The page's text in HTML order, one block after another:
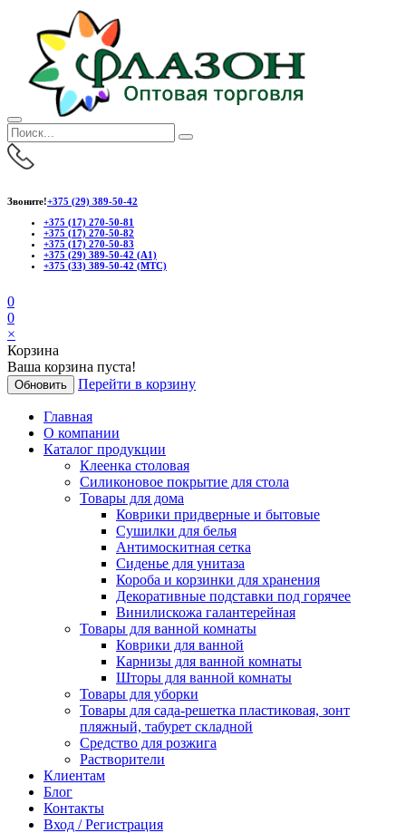
Звоните!+375 (29) 389-50-42
+375 (17) 270-50-81
+375 (17) 270-50-82
+375 (17) 270-50-83
+375 (29) 389-50-42 (А1)
+375 (33) 389-50-42 (МТС)
0
0
×
Корзина
Ваша корзина пуста!
Обновить Перейти в корзину
Главная
О компании
Каталог продукции
Клеенка столовая
Силиконовое покрытие для стола
Товары для дома
Коврики придверные и бытовые
Сушилки для белья
Антимоскитная сетка
Сиденье для унитаза
Короба и корзинки для хранения
Декоративные подставки под горячее
Винилискожа галантерейная
Товары для ванной комнаты
Коврики для ванной
Карнизы для ванной комнаты
Шторы для ванной комнаты
Товары для уборки
Товары для сада-решетка пластиковая, зонт
пляжный, табурет складной
Средство для розжига
Растворители
Клиентам
Блог
Контакты
Вход / Регистрация